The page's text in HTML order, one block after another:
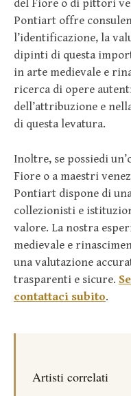
del Fiore o di pittori
Pontiart offre
l’identificazione, la
dipinti di questa
in arte medievale e
ricerca di opere
dell’attribuzione e
di questa levatura.
Inoltre, se possiedi
Fiore o a maestri
Pontiart dispone di
collezionisti e
valore. La nostra
medievale e
una valutazione
trasparenti e sicure.
contattaci subito.
Artisti correlati